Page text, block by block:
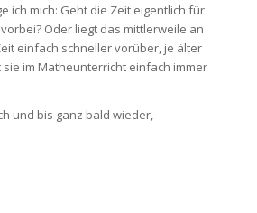
ich mich: Geht die Zeit eigentlich für
Oder liegt das mittlerweile an
einfach schneller vorüber, je älter
sie im Matheunterricht einfach immer
und bis ganz bald wieder,